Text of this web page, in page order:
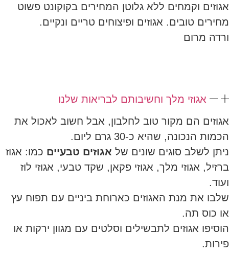
אגוזים וקמחים ללא גלוטן המחירים בקוקונט פשוט
מחירים טובים. אגוזים ופיצוחים טריים ונקיים.
ורדה מרום
אגוזי מלך וחשיבותם לבריאות שלנו
אגוזים הם מקור טוב לחלבון, אבל חשוב לאכול את
הכמות הנכונה, שהיא כ-30 גרם ליום.
ניתן לשלב סוגים שונים של אגוזים טבעיים כמו: אגוז
ברזיל, אגוזי מלך, אגוזי פקאן, שקד טבעי, אגוזי לוז
ועוד.
שלבו את מנת האגוזים כארוחת ביניים עם תפוח עץ
או כוס תה.
הוסיפו אגוזים לתבשילים וסלטים עם מגוון ירקות או
פירות.